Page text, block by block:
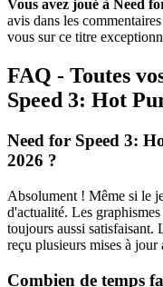
Vous avez joué à Need
avis dans les
vous sur ce titre
FAQ - Toutes
Speed 3: Hot
Need for Speed 3:
2026 ?
Absolument ! Même si le
d'actualité. Les
toujours aussi satisfaisant.
reçu plusieurs mises à
Combien de temps